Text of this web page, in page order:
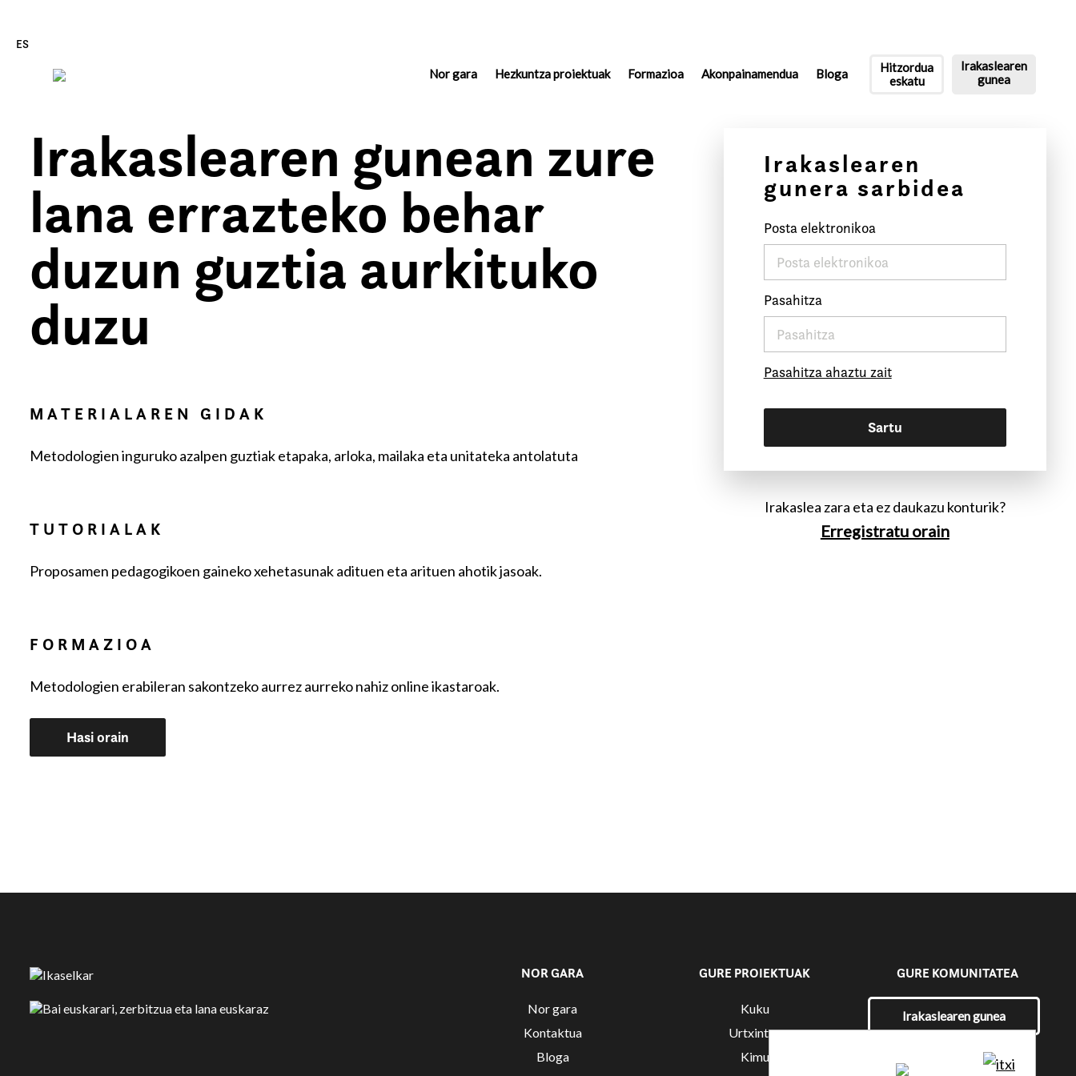
Edukira zuzenean joan
ES
Nor gara (actual)
Hezkuntza proiektuak Formazioa Akonpainamendua Bloga
Hitzordua
eskatu
Irakaslearen
gunea
Irakaslearen
gunera sarbidea
Posta elektronikoa
Pasahitza
Pasahitza ahaztu zait
Sartu
Irakaslea zara eta ez daukazu konturik?
Erregistratu orain
Irakaslearen gunean zure
lana errazteko behar
duzun guztia aurkituko
duzu
MATERIALAREN GIDAK
Metodologien inguruko azalpen guztiak etapaka, arloka, mailaka eta unitateka antolatuta
TUTORIALAK
Proposamen pedagogikoen gaineko xehetasunak adituen eta arituen ahotik jasoak.
FORMAZIOA
Metodologien erabileran sakontzeko aurrez aurreko nahiz online ikastaroak.
Hasi orain
NOR GARA
Nor gara
Kontaktua
Bloga
GURE PROIEKTUAK
Kuku
Urtxintxa
Kimu
GURE KOMUNITATEA
Irakaslearen gunea